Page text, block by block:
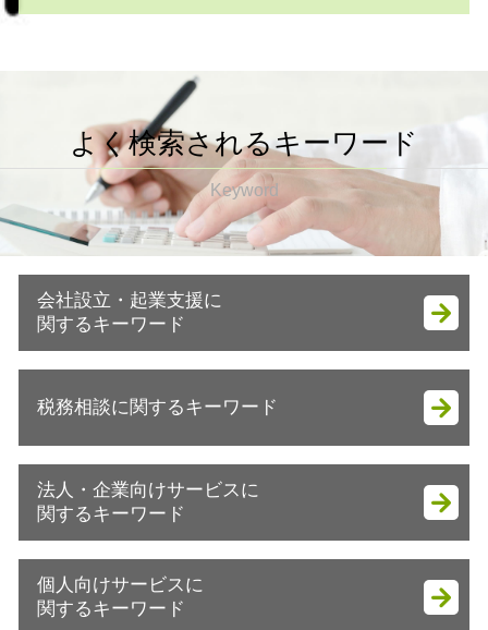
よく検索されるキーワード
Keyword
会社設立・起業支援に
関するキーワード
会社設立 住民税
会社設立後 手続き 税務署
会社設立 贈与税
会社設立 代行
会社設立 個人事業主
資金調達 方法
会社設立 税金免除
税務相談に関するキーワード
確定申告 あとから
賃上げ促進税制 中小企業
確定申告
確定申告 青色申告
記帳代行 税理士
法人・企業向けサービスに
関するキーワード
節税対策 法人 車
税務調査 いつ来る
個人向けサービスに
関するキーワード